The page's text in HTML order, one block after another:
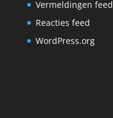
Vermeldingen feed
Reacties feed
WordPress.org